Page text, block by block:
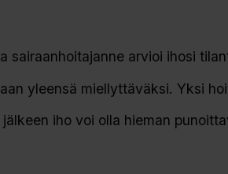
sairaanhoitajanne arvioi ihosi
yleensä miellyttäväksi. Yksi
jälkeen iho voi olla hieman